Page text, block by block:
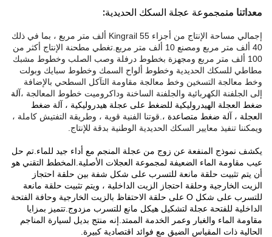
معداتنا منمجموعة عجلة السكك الحديدية:
إجمالي مساحة الإنتاج من أجزاء Kingrail 55 ألف متر مربع ، بما في ذلك
40 ألف متر مربع ومصنع 10 ألف متر مربع.تغطي مطحنة الإنتاج أكثر من
100 ألف متر مربع ومجهزة بخطوط درفلة وصب الصلب وخطوط مشبك
مطاطي للسكك الحديدية وخطوط ألواح السمك وخطوط سبايك وبولت
وخط معالجة التسخين وخط معالجة مقاومة التآكل السطحي بالإضافة
إلى الجلفنة الكهربائية والجلفنة الساخنة وداكروميت خطوط المعالجة ،آلة
ضغط العجلة الهيدروليكية للضغط على عجلة هيدروليكية ، آلة ضغط
العجلة ، آلة ضغط متصاعدة ، .قوتنا الفنية قوية ، وطريقة التفتيش كاملة ،
ويمكننا تنفيذ معايير السكك الحديدية الوطنية بدقة للإنتاج.
يكشف نموذج المنفعة عن زوج من عجلة المنجم مع أداء جيد للماء.تم حل
عيب مقاومة الماء الضعيفة لمجموعة العجلات الأصلية.المخطط التقني هو
أن يتم تثبيت حلقة مانعة للتسرب على شكل شفة بين حلقة احتجاز
الزيت الخارجية وحلقة احتجاز الزيت الداخلية ، ويتم تثبيت حلقة مانعة
للتسرب على شكل O على حلقة الاحتفاظ بالزيت الخارجية وحافة الفتحة
الداخلية للفتحة عجلة لتشكيل هيكل مانع للتسرب مزدوج.تتميز بمزايا
مقاومة الماء والغبار وعمر الخدمة الممتد.إنه منتج بديل لسيارة المناجم
الحالية ذات المقياس الضيق مع فوائد اقتصادية كبيرة.